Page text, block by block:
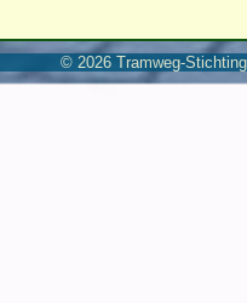
© 2026 Tramweg-